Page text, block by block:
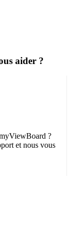
aider ?
?
et nous vous